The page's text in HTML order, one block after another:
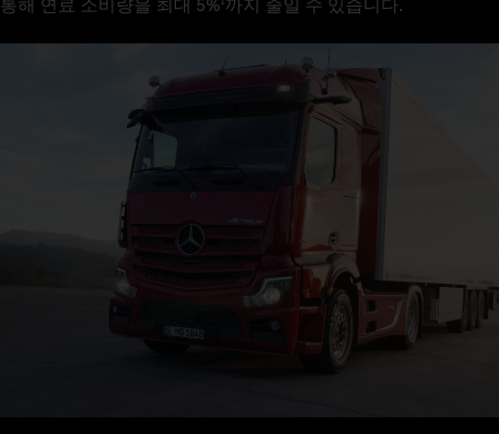
통해 연료 소비량을 최대 5% 까지 줄일 수 있습니다.